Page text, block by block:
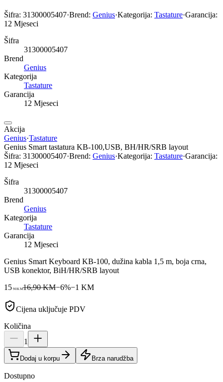
Šifra: 31300005407·Brend: Genius·Kategorija: Tastature·Garancija:
12 Mjeseci
Šifra
31300005407
Brend
Genius
Kategorija
Tastature
Garancija
12 Mjeseci
Akcija
Genius·Tastature
Genius Smart tastatura KB-100,USB, BH/HR/SRB layout
Šifra: 31300005407·Brend: Genius·Kategorija: Tastature·Garancija:
12 Mjeseci
Šifra
31300005407
Brend
Genius
Kategorija
Tastature
Garancija
12 Mjeseci
Genius Smart Keyboard KB-100, dužina kabla 1,5 m, boja crna,
USB konektor, BiH/HR/SRB layout
15 90KM16,90 KM−6%−1 KM
Cijena uključuje PDV
Količina
1
Dodaj u korpu Brza narudžba
Dostupno